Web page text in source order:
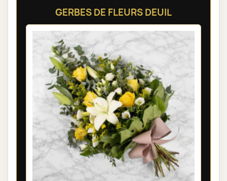
GERBES DE FLEURS DEUIL